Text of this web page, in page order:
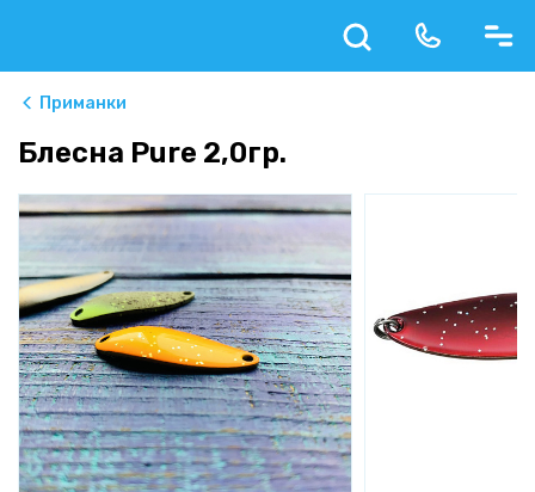
Приманки
Блесна Pure 2,0гр.